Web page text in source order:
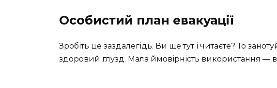
Особистий план евакуації
Зробіть це заздалегідь. Ви ще тут і читаєте? То
здоровий глузд. Мала ймовірність використання —